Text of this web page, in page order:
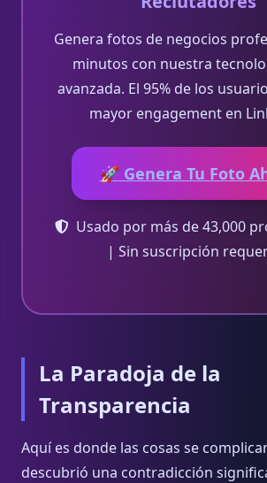
Genera fotos de negocios
minutos con nuestra
avanzada. El 95% de los
mayor engagement en
🚀 Genera Tu Foto
Usado por más de 43,000
| Sin suscripción
La Paradoja de la
Transparencia
Aquí es donde las cosas se
descubrió una contradicción